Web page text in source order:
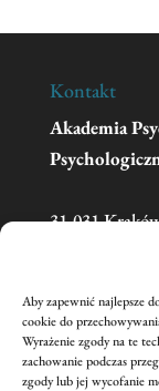
Aby zapewnić najlepsze
cookie do
Wyrażenie zgody na te
zachowanie podczas
zgody lub jej wycofanie
Kontakt
Akademia
31-031
Telefon:606
szkolenia
Email: